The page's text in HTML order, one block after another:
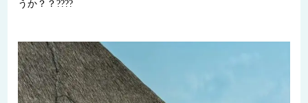
うか？？????